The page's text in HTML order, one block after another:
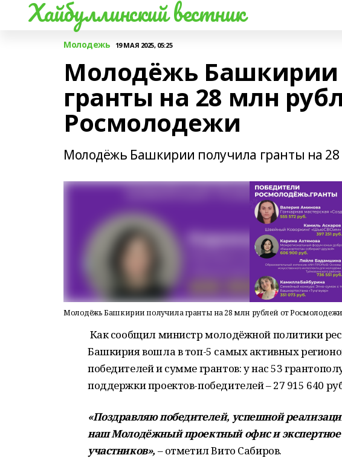
Хайбуллинский вестник
Молодежь 19 МАЯ 2025, 05:25
Молодёжь Башкирии
гранты на 28 млн
Росмолодежи
Молодёжь Башкирии получила гранты на
Молодёжь Башкирии получила гранты на 28 млн рублей от Росмолодежи
Как сообщил министр молодёжной политики
Башкирия вошла в топ-5 самых активных
победителей и сумме грантов: у нас 53
поддержки проектов-победителей – 27 915 640
«Поздравляю победителей, успешной
наш Молодёжный проектный офис и экспертное
участников», – отметил Вито Сабиров.